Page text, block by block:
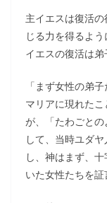
主イエスは復活
じる力を得るよ
イエスの復活は弟
「まず女性の弟
マリアに現れた
が、「たわごと
して、当時ユダ
し、神はまず、
いた女性たちを証